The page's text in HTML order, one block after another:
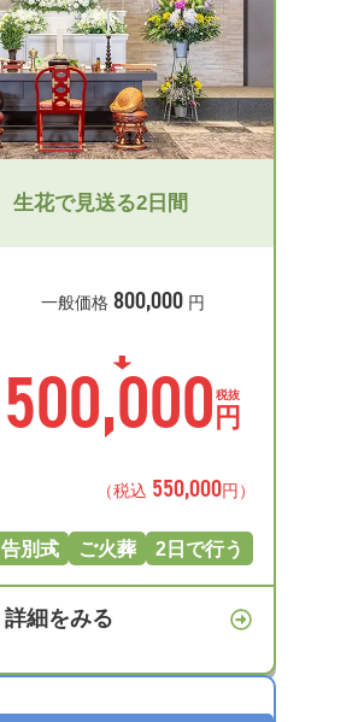
生花で見送る2日間
一般価格 800,000円
税抜
500,000 円
（税込 550,000円）
告別式 ご火葬 2日で行う
詳細をみる